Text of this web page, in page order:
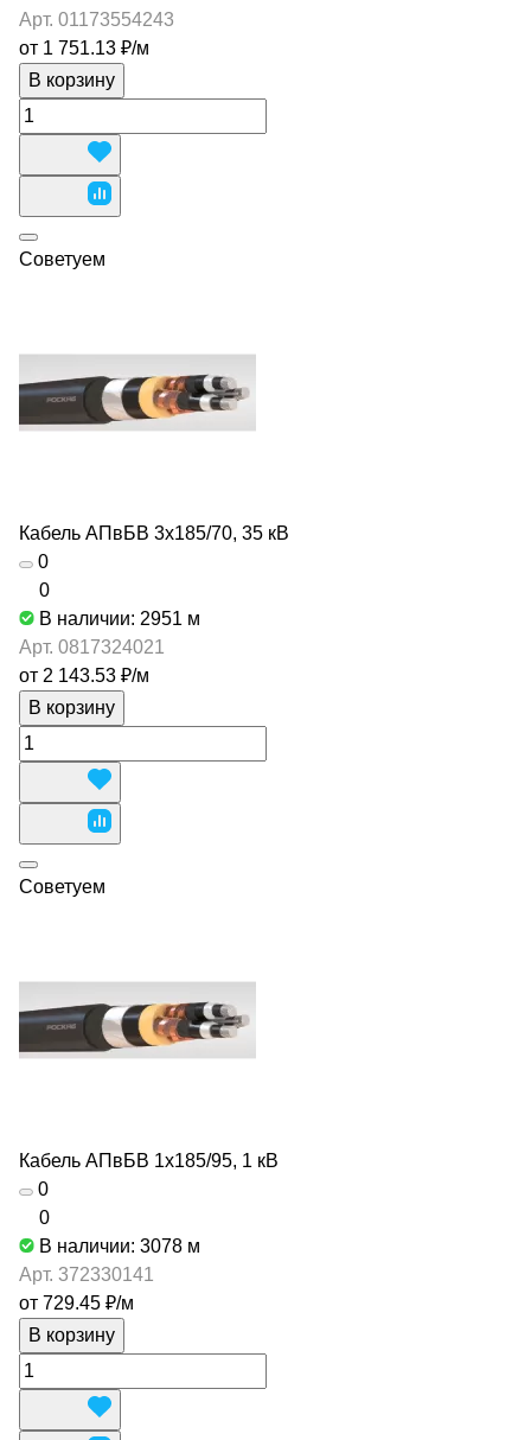
Арт. 01173554243
от 1 751.13 ₽/м
В корзину
Советуем
Кабель АПвБВ 3х185/70, 35 кВ
0
0
В наличии: 2951 м
Арт. 0817324021
от 2 143.53 ₽/м
В корзину
Советуем
Кабель АПвБВ 1х185/95, 1 кВ
0
0
В наличии: 3078 м
Арт. 372330141
от 729.45 ₽/м
В корзину